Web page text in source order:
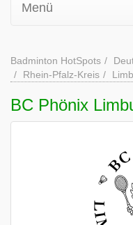
Menü
Badminton HotSpots
Rhein-Pfalz-Kreis
BC Phönix